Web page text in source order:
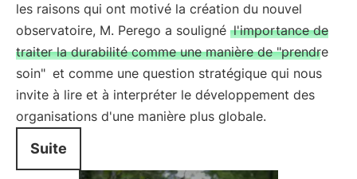
les raisons qui ont motivé la création du nouvel
observatoire, M. Perego a souligné l'importance de
traiter la durabilité comme une manière de "prendre
soin" et comme une question stratégique qui nous
invite à lire et à interpréter le développement des
organisations d'une manière plus globale.
Suite